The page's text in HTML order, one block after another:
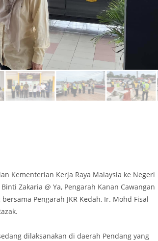
Kementerian Kerja Raya Malaysia ke Negeri
Zakaria @ Ya, Pengarah Kanan Cawangan
Pengarah JKR Kedah, Ir. Mohd Fisal
dilaksanakan di daerah Pendang yang